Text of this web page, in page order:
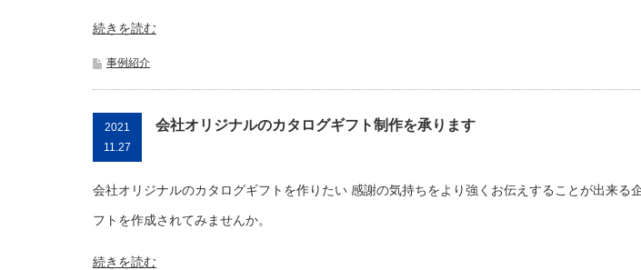
続きを読む
事例紹介
2021
11.27
会社オリジナルのカタログギフト制作を承ります
会社オリジナルのカタログギフトを作りたい 感謝の気持ちをより強くお伝えすることが出来る
フトを作成されてみませんか。
続きを読む